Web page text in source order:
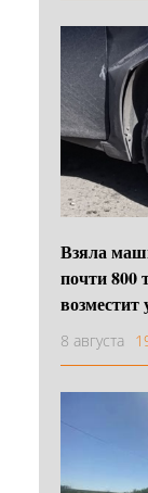
Взяла
почти 800
8 августа